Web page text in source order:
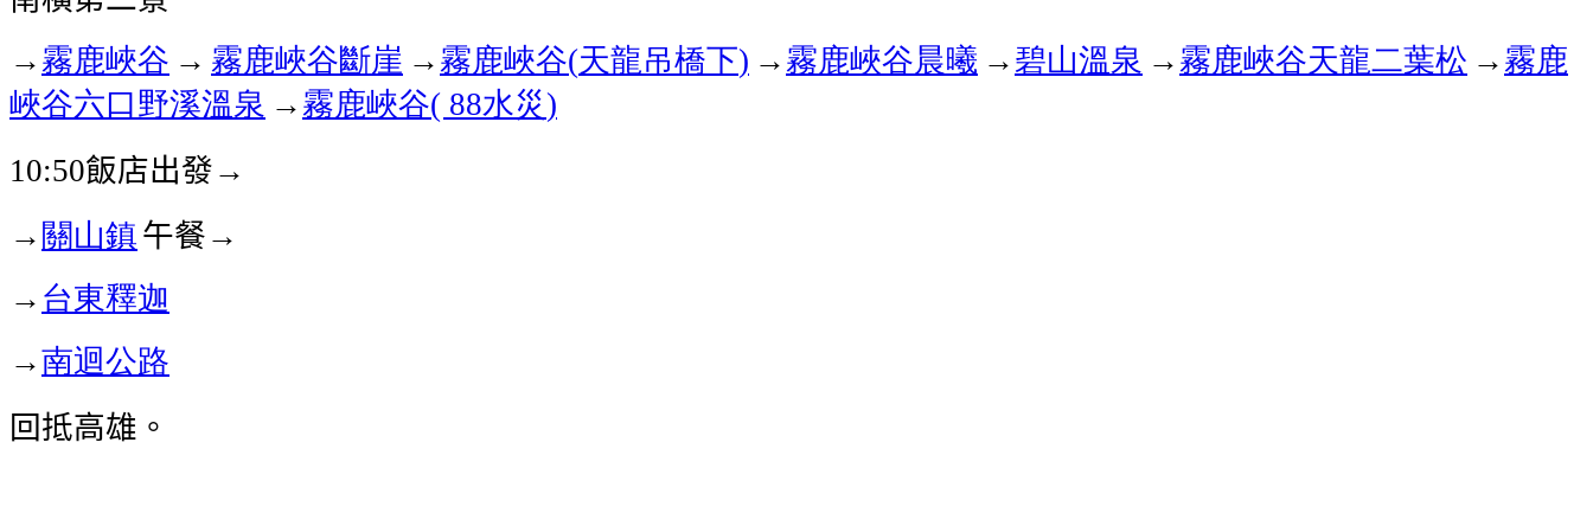
→霧鹿峽谷 → 霧鹿峽谷斷崖 →霧鹿峽谷(天龍吊橋下) →霧鹿峽谷晨曦 →碧山溫泉 →霧鹿峽谷天龍二葉松 →霧鹿
峽谷六口野溪溫泉 →霧鹿峽谷( 88水災)
10:50飯店出發→
→關山鎮午餐→
→台東釋迦
→南迴公路
回抵高雄。